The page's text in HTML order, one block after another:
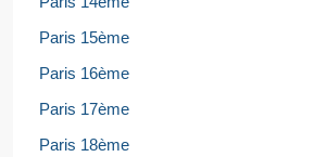
Paris 15ème
Paris 16ème
Paris 17ème
Paris 18ème